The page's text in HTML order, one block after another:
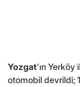
Yozgat'ın Yerköy
otomobil devrildi;